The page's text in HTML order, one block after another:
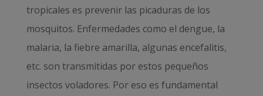
tropicales es prevenir las picaduras de los
mosquitos. Enfermedades como el dengue, la
malaria, la fiebre amarilla, algunas encefalitis,
etc. son transmitidas por estos pequeños
insectos voladores. Por eso es fundamental